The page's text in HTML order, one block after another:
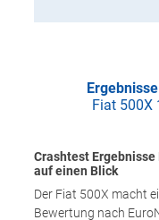
Fiat 500X
Crashtest
auf einen Blick
Der Fiat 500X macht
Bewertung nach